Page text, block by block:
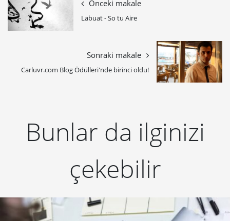
Önceki makale
Labuat - So tu Aire
Sonraki makale
Carluvr.com Blog Ödülleri'nde birinci oldu!
Bunlar da ilginizi
çekebilir